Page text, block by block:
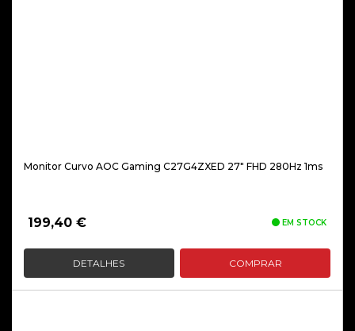
Monitor Curvo AOC Gaming C27G4ZXED 27″ FHD 280Hz 1ms
199,40 € EM STOCK
DETALHES COMPRAR